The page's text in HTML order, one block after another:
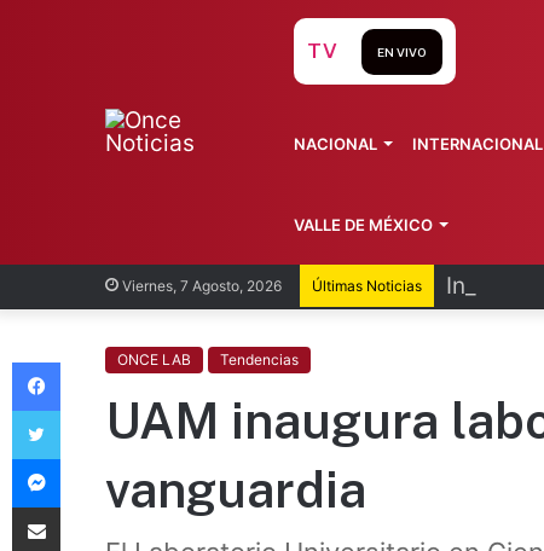
Viernes, 7 Agosto, 2026 Últimas Noticias Inflación
TV EN VIVO
NACIONAL INTERNACIONAL
VALLE DE MÉXICO
ONCE LAB Tendencias
UAM inaugura
vanguardia
Facebook
Twitter
Messenger
Compartir vía Email